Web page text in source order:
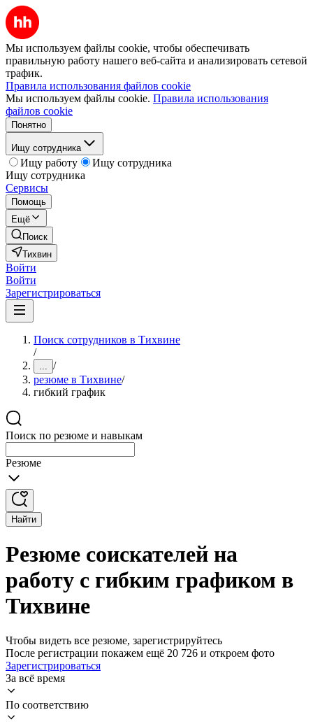
Мы используем файлы cookie, чтобы обеспечивать
правильную работу нашего веб-сайта и анализировать сетевой
трафик.
Правила использования файлов cookie
Мы используем файлы cookie. Правила использования
файлов cookie
Понятно
Ищу сотрудника
Ищу работу
Ищу сотрудника
Ищу сотрудника
Сервисы
Помощь
Ещё
Поиск
Тихвин
Войти
Войти
Зарегистрироваться
Поиск сотрудников в Тихвине
/
... /
резюме в Тихвине/
гибкий график
Поиск по резюме и навыкам
Резюме
Найти
Резюме соискателей на
работу с гибким графиком в
Тихвине
Чтобы видеть все резюме, зарегистрируйтесь
После регистрации покажем ещё 20 726 и откроем фото
Зарегистрироваться
За всё время
По соответствию